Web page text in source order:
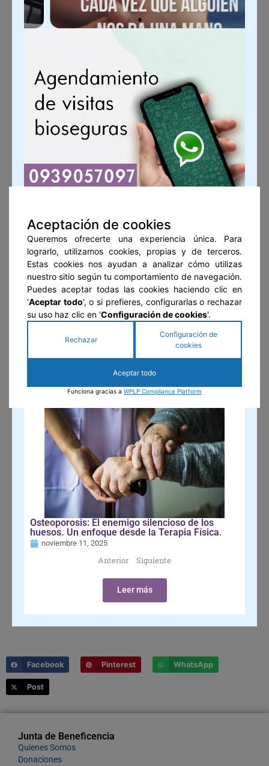
Boletín de Noticias
GUÍA DEL ADULTO MAYOR
Osteoporosis: El enemigo silencioso de los
huesos. Un enfoque desde la Terapia Física.
noviembre 11, 2025
Anterior Siguiente
Leer más
Facebook Pinterest WhatsApp
Post
Junta de Beneficencia
Quienes Somos
Donaciones
Aceptación de cookies
Queremos ofrecerte una experiencia única. Para
lograrlo, utilizamos cookies, propias y de terceros.
Estas cookies nos ayudan a analizar cómo utilizas
nuestro sitio según tu comportamiento de navegación.
Puedes aceptar todas las cookies haciendo clic en
'Aceptar todo', o si prefieres, configurarlas o rechazar
su uso haz clic en 'Configuración de cookies'.
Rechazar
Configuración de
cookies
Aceptar todo
Funciona gracias a WPLP Compliance Platform